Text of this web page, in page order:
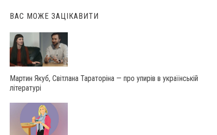
ВАС МОЖЕ ЗАЦІКАВИТИ
Мартин Якуб, Світлана Тараторіна — про упирів в українській
літературі